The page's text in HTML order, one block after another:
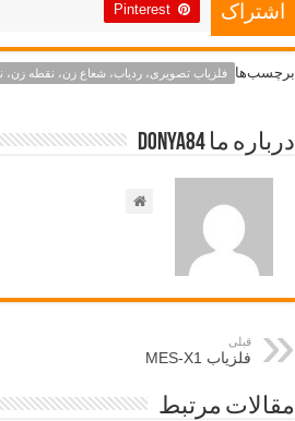
اشتراک Pinterest
برچسب‌ها فلزیاب تصویری، ردیاب، شعاع زن، نقطه زن،
درباره ما Donya84
قبلی
فلزیاب MES-X1
مقالات مرتبط